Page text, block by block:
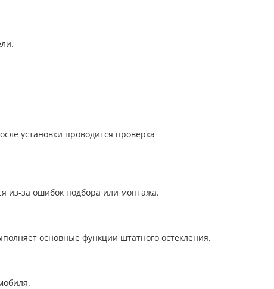
установки проводится проверка
из-за ошибок подбора или монтажа.
основные функции штатного остекления.